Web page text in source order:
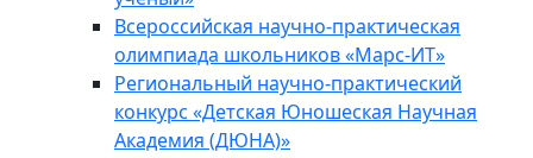
Всероссийская научно-практическая
олимпиада школьников «Марс-ИТ»
Региональный научно-практический
конкурс «Детская Юношеская Научная
Академия (ДЮНА)»